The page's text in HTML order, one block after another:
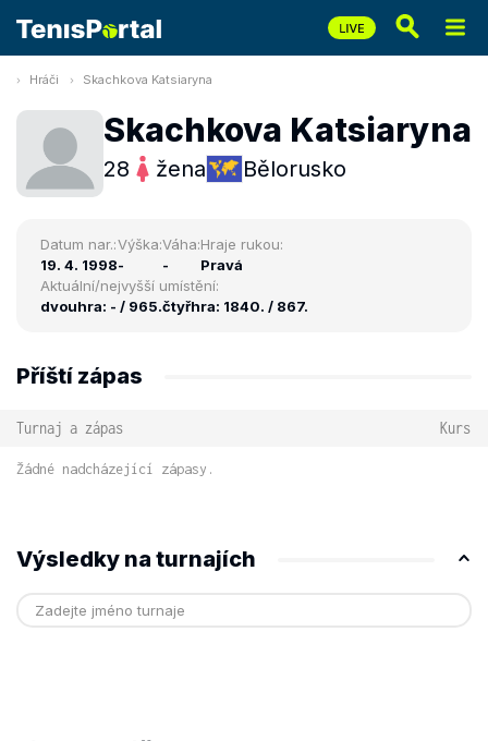
Hráči Skachkova Katsiaryna
Skachkova Katsiaryna
28 žena Bělorusko
Datum nar.:
19. 4. 1998
Výška:
-
Váha:
-
Hraje rukou:
Pravá
Aktuální/nejvyšší umístění:
dvouhra: - / 965.čtyřhra: 1840. / 867.
Příští zápas
Turnaj a zápas Kurs
Žádné nadcházející zápasy.
Výsledky na turnajích